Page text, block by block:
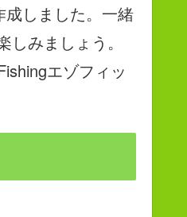
しました。一緒
みましょう。
エゾフィッ